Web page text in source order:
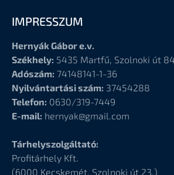
IMPRESSZUM
Hernyák Gábor e.v.
Székhely: 5435 Martfű, Szolnoki út
Adószám: 74148141-1-36
Nyilvántartási szám: 37454288
Telefon: 0630/319-7449
E-mail: hernyak@gmail.com
Tárhelyszolgáltató:
Profitárhely Kft.
(6000 Kecskemét, Szolnoki út 23.)